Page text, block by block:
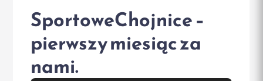
SportoweChojnice –
pierwszy miesiąc za
nami.